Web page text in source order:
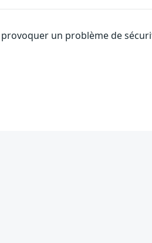
un problème de